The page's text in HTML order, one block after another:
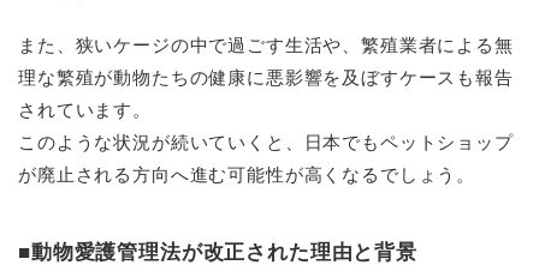
また、狭いケージの中で過ごす生活や、繁殖業者による無
理な繁殖が動物たちの健康に悪影響を及ぼすケースも報告
されています。
このような状況が続いていくと、日本でもペットショップ
が廃止される方向へ進む可能性が高くなるでしょう。
■動物愛護管理法が改正された理由と背景